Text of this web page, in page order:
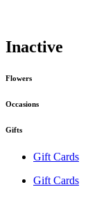
Inactive
Flowers
Occasions
Gifts
Gift Cards
Gift Cards